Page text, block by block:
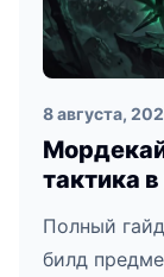
8 августа,
тактика в
Полный
билд